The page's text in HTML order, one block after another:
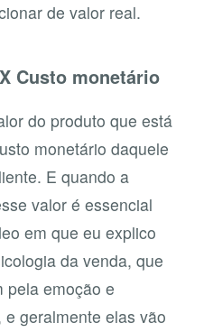
de valor real.
Custo monetário
do produto que está
monetário daquele
E quando a
valor é essencial
em que eu explico
da venda, que
pela emoção e
geralmente elas vão